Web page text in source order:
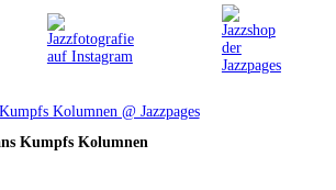
Kumpfs Kolumnen